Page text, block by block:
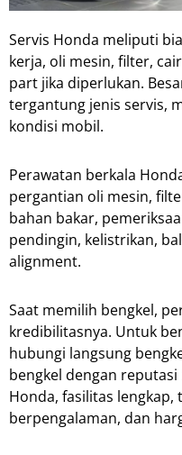
Servis Honda meliputi
kerja, oli mesin, filter,
part jika diperlukan.
tergantung jenis servis,
kondisi mobil.
Perawatan berkala
pergantian oli mesin,
bahan bakar,
pendingin, kelistrikan,
alignment.
Saat memilih bengkel,
kredibilitasnya. Untuk
hubungi langsung
bengkel dengan
Honda, fasilitas lengkap,
berpengalaman, dan